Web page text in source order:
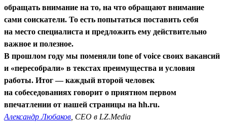
обращать внимание на то, на что обращают внимание
сами соискатели. То есть попытаться поставить себя
на место специалиста и предложить ему действительно
важное и полезное.
В прошлом году мы поменяли tone of voice своих вакансий
и «пересобрали» в текстах преимущества и условия
работы. Итог — каждый второй человек
на собеседованиях говорит о приятном первом
впечатлении от нашей страницы на hh.ru.
Александр Любаков , CEO в LZ.Media